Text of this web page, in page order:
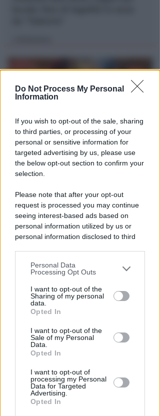
Do Not Process My Personal
Information
If you wish to opt-out of the sale, sharing
to third parties, or processing of your
personal or sensitive information for
targeted advertising by us, please use
the below opt-out section to confirm your
selection.
Please note that after your opt-out
request is processed you may continue
seeing interest-based ads based on
personal information utilized by us or
personal information disclosed to third
You may separately opt-out of the further
disclosure of your personal information
by third parties on the IAB’s list of
downstream participants.
by us to third parties on the IAB’s List of
Downstream Participants that may
further disclose it to other third parties.
Personal Data
Processing Opt Outs
I want to opt-out of the
Sharing of my personal
data.
Opted In
I want to opt-out of the
Sale of my Personal
Data.
Opted In
I want to opt-out of
processing my Personal
Data for Targeted
Advertising.
Opted In
ECAD, IL 23 OTTOBRE
A Coriano l'incontro
internazionale "contro le
diRedazione
Abusi ripetuti sulla figlia 13enne
della convivente. 44enne andrà
a processo
Redazione